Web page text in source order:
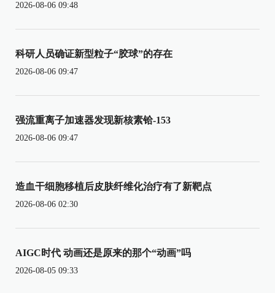
2026-08-06 09:48
科研人员确证新型粒子“胶球”的存在
2026-08-06 09:47
强流重离子加速器发现新核素铪-153
2026-08-06 09:47
造血干细胞移植后皮肤纤维化治疗有了新靶点
2026-08-06 02:30
AIGC时代 动画还是原来的那个“动画”吗
2026-08-05 09:33